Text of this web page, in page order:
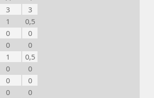
3
3
1
0,5
0
0
0
0
1
0,5
0
0
0
0
0
0